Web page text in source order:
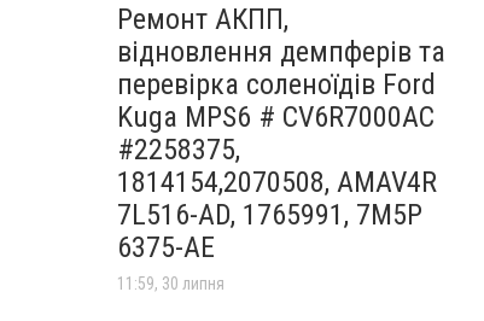
Ремонт АКПП,
відновлення демпферів та
перевірка соленоїдів Ford
Kuga MPS6 # CV6R7000AC
#2258375,
1814154,2070508, AMAV4R
7L516-AD, 1765991, 7M5P
6375-AE
11:59, 30 липня